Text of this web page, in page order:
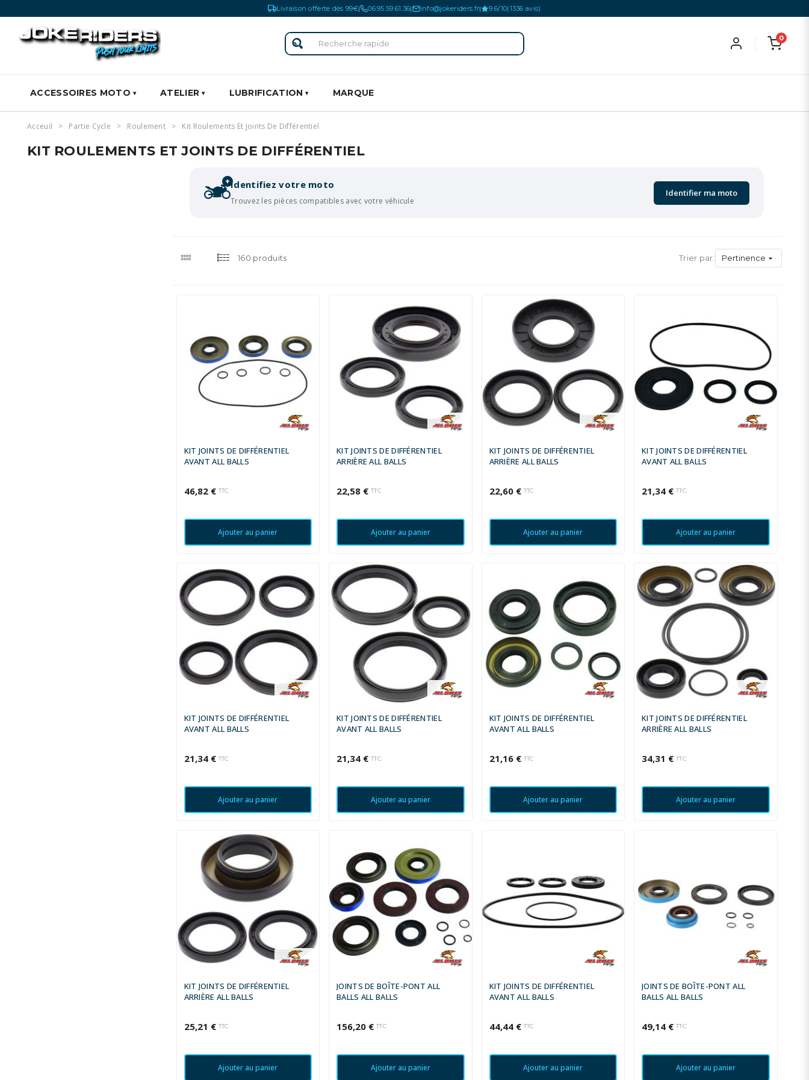
Livraison offerte dès 99€| 06.95.59.61.36| info@jokeriders.fr| 9.6/10(1336 avis)
0
ACCESSOIRES MOTO ATELIER LUBRIFICATION MARQUE
Acceuil Partie Cycle Roulement Kit Roulements Et Joints De Différentiel
KIT ROULEMENTS ET JOINTS DE DIFFÉRENTIEL
+Identifiez votre moto
Trouvez les pièces compatibles avec votre véhicule
Identifier ma moto
160 produits Trier par: Pertinence 
KIT JOINTS DE DIFFÉRENTIEL
AVANT ALL BALLS
46,82 € TTC
Ajouter au panier
KIT JOINTS DE DIFFÉRENTIEL
ARRIÈRE ALL BALLS
22,58 € TTC
Ajouter au panier
KIT JOINTS DE DIFFÉRENTIEL
ARRIÈRE ALL BALLS
22,60 € TTC
Ajouter au panier
KIT JOINTS DE DIFFÉRENTIEL
AVANT ALL BALLS
21,34 € TTC
Ajouter au panier
KIT JOINTS DE DIFFÉRENTIEL
AVANT ALL BALLS
21,34 € TTC
Ajouter au panier
KIT JOINTS DE DIFFÉRENTIEL
AVANT ALL BALLS
21,34 € TTC
Ajouter au panier
KIT JOINTS DE DIFFÉRENTIEL
AVANT ALL BALLS
21,16 € TTC
Ajouter au panier
KIT JOINTS DE DIFFÉRENTIEL
ARRIÈRE ALL BALLS
34,31 € TTC
Ajouter au panier
KIT JOINTS DE DIFFÉRENTIEL
ARRIÈRE ALL BALLS
25,21 € TTC
Ajouter au panier
JOINTS DE BOÎTE-PONT ALL
BALLS ALL BALLS
156,20 € TTC
Ajouter au panier
KIT JOINTS DE DIFFÉRENTIEL
AVANT ALL BALLS
44,44 € TTC
Ajouter au panier
JOINTS DE BOÎTE-PONT ALL
BALLS ALL BALLS
49,14 € TTC
Ajouter au panier